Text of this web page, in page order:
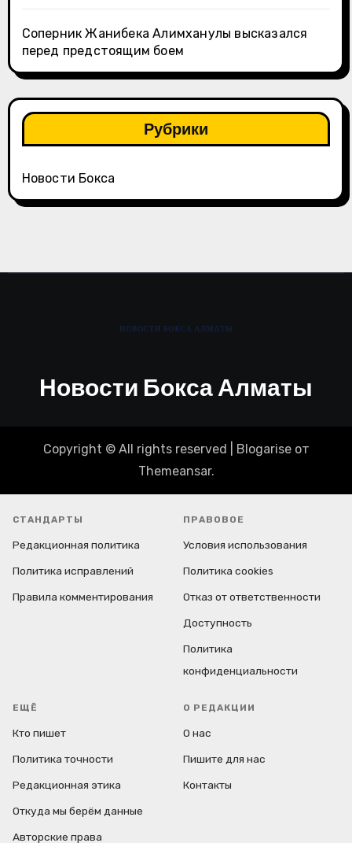
Соперник Жанибека Алимханулы высказался
перед предстоящим боем
Рубрики
Новости Бокса
Новости Бокса Алматы
Copyright © All rights reserved Blogariseот
Themeansar.
СТАНДАРТЫ
Редакционная политика
Политика исправлений
Правила комментирования
ПРАВОВОЕ
Условия использования
Политика cookies
Отказ от ответственности
Доступность
Политика
конфиденциальности
ЕЩЁ
Кто пишет
Политика точности
Редакционная этика
Откуда мы берём данные
Авторские права
О РЕДАКЦИИ
О нас
Пишите для нас
Контакты